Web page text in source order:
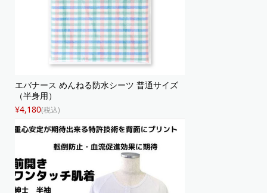
エバナース めんねる防水シーツ 普通サイズ
（半身用）
¥4,180(税込)